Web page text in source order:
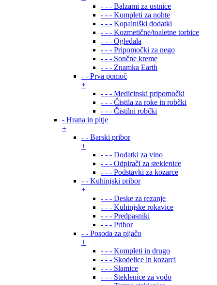
- - - Balzami za ustnice
- - - Kompleti za nohte
- - - Kopalniški dodatki
- - - Kozmetične/toaletne torbice
- - - Ogledala
- - - Pripomočki za nego
- - - Sončne kreme
- - - Znamka Earth
- - Prva pomoč
+
- - - Medicinski pripomočki
- - - Čistila za roke in robčki
- - - Čistilni robčki
- Hrana in pitje
+
- - Barski pribor
+
- - - Dodatki za vino
- - - Odpirači za steklenice
- - - Podstavki za kozarce
- - Kuhinjski pribor
+
- - - Deske za rezanje
- - - Kuhinjske rokavice
- - - Predpasniki
- - - Pribor
- - Posoda za pijačo
+
- - - Kompleti in drugo
- - - Skodelice in kozarci
- - - Slamice
- - - Steklenice za vodo